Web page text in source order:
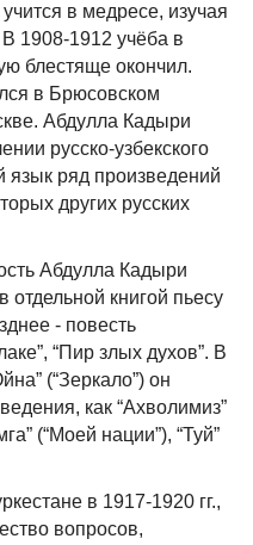
в медресе, изучая
1908-1912 учёба в
блестяще окончил.
в Брюсовском
Абдулла Кадыри
русско-узбекского
язык ряд произведений
других русских
Абдулла Кадыри
отдельной книгой пьесу
- повесть
“Пир злых духов”. В
(“Зеркало”) он
как “Ахволимиз”
(“Моей нации”), “Туй”
в 1917-1920 гг.,
вопросов,